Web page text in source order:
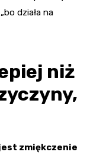
działa na
niż
zmiękczenie